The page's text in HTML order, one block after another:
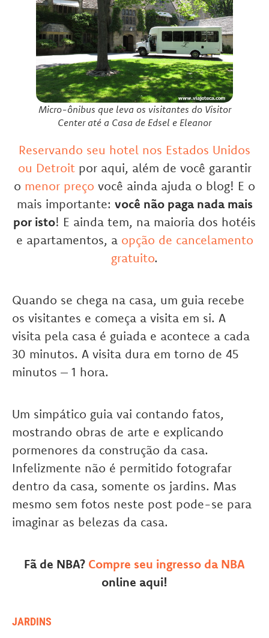
Micro-ônibus que leva os visitantes do Visitor
Center até a Casa de Edsel e Eleanor
Reservando seu hotel nos Estados Unidos
ou Detroitpor aqui, além de você garantir
o menor preço você ainda ajuda o blog! E o
mais importante: você não paga nada mais
por isto! E ainda tem, na maioria dos hotéis
e apartamentos, a opção de cancelamento
gratuito.
Quando se chega na casa, um guia recebe
os visitantes e começa a visita em si. A
visita pela casa é guiada e acontece a cada
30 minutos. A visita dura em torno de 45
minutos – 1 hora.
Um simpático guia vai contando fatos,
mostrando obras de arte e explicando
pormenores da construção da casa.
Infelizmente não é permitido fotografar
dentro da casa, somente os jardins. Mas
mesmo sem fotos neste post pode-se para
imaginar as belezas da casa.
Fã de NBA? Compre seu ingresso da NBA
online aqui!
JARDINS